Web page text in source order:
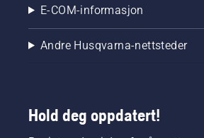
E-COM-informasjon
Andre Husqvarna-nettsteder
Hold deg oppdatert!